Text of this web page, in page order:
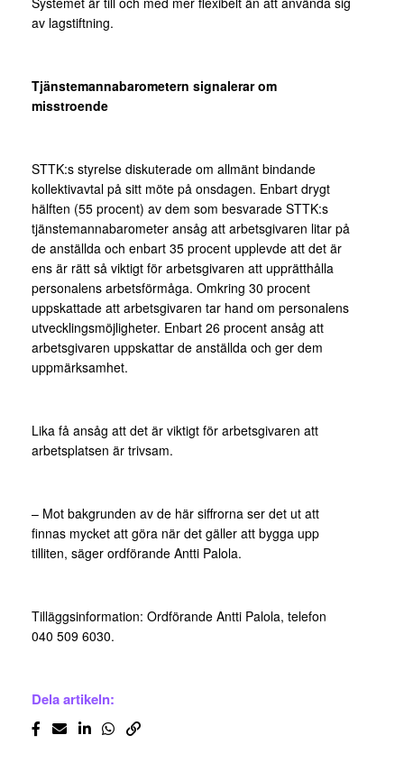
av lagstiftning.
Tjänstemannabarometern signalerar om
misstroende
STTK:s styrelse diskuterade om allmänt bindande
kollektivavtal på sitt möte på onsdagen. Enbart drygt
hälften (55 procent) av dem som besvarade STTK:s
tjänstemannabarometer ansåg att arbetsgivaren litar på
de anställda och enbart 35 procent upplevde att det är
ens är rätt så viktigt för arbetsgivaren att upprätthålla
personalens arbetsförmåga. Omkring 30 procent
uppskattade att arbetsgivaren tar hand om personalens
utvecklingsmöjligheter. Enbart 26 procent ansåg att
arbetsgivaren uppskattar de anställda och ger dem
uppmärksamhet.
Lika få ansåg att det är viktigt för arbetsgivaren att
arbetsplatsen är trivsam.
– Mot bakgrunden av de här siffrorna ser det ut att
finnas mycket att göra när det gäller att bygga upp
tilliten, säger ordförande Antti Palola.
Tilläggsinformation: Ordförande Antti Palola, telefon
040 509 6030.
Dela artikeln: